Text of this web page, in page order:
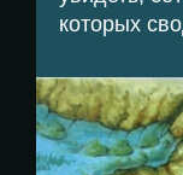
которых